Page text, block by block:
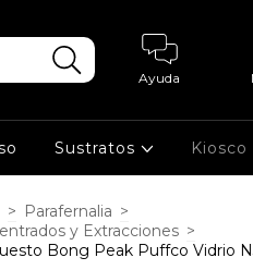
Ayuda
Sustratos Kiosco
> Parafernalia >
y Extracciones >
Bong Peak Puffco Vidrio